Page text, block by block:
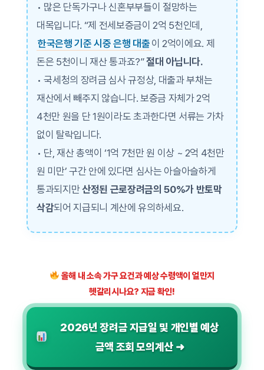
• 많은 단독가구나 신혼부부들이 절망하는
대목입니다. “제 전세보증금이 2억 5천인데,
한국은행 기준 시중 은행 대출 이 2억이에요. 제
돈은 5천이니 재산 통과죠?”절대 아닙니다.
• 국세청의 장려금 심사 규정상, 대출과 부채는
재산에서 빼주지 않습니다. 보증금 자체가 2억
4천만 원을 단 1원이라도 초과한다면 서류는 가차
없이 탈락입니다.
• 단, 재산 총액이 ‘1억 7천만 원 이상 ~ 2억 4천만
원 미만’ 구간 안에 있다면 심사는 아슬아슬하게
통과되지만산정된 근로장려금의 50%가 반토막
삭감되어 지급되니 계산에 유의하세요.
올해 내 소속 가구 요건과 예상 수령액이 얼만지
헷갈리시나요? 지금 확인!
2026년 장려금 지급일 및 개인별 예상
금액 조회 모의계산 ➜